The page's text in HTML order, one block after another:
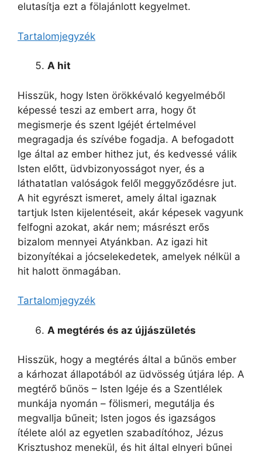
elutasítja ezt a fölajánlott kegyelmet.
Tartalomjegyzék
A hit
Hisszük, hogy Isten örökkévaló kegyelméből
képessé teszi az embert arra, hogy őt
megismerje és szent Igéjét értelmével
megragadja és szívébe fogadja. A befogadott
Ige által az ember hithez jut, és kedvessé válik
Isten előtt, üdvbizonyosságot nyer, és a
láthatatlan valóságok felől meggyőződésre jut.
A hit egyrészt ismeret, amely által igaznak
tartjuk Isten kijelentéseit, akár képesek vagyunk
felfogni azokat, akár nem; másrészt erős
bizalom mennyei Atyánkban. Az igazi hit
bizonyítékai a jócselekedetek, amelyek nélkül a
hit halott önmagában.
Tartalomjegyzék
A megtérés és az újjászületés
Hisszük, hogy a megtérés által a bűnös ember
a kárhozat állapotából az üdvösség útjára lép. A
megtérő bűnös – Isten Igéje és a Szentlélek
munkája nyomán – fölismeri, megutálja és
megvallja bűneit; Isten jogos és igazságos
ítélete alól az egyetlen szabadítóhoz, Jézus
Krisztushoz menekül, és hit által elnyeri bűnei